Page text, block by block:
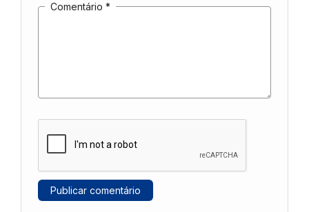
Comentário *